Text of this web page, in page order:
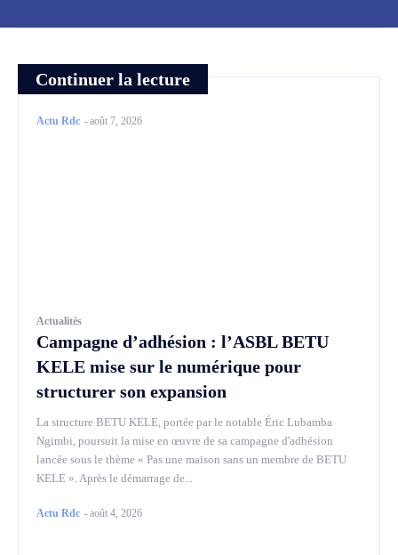
Continuer la lecture
Actu Rdc -août 7, 2026
Actualités
Campagne d’adhésion : l’ASBL BETU
KELE mise sur le numérique pour
structurer son expansion
La structure BETU KELE, portée par le notable Éric Lubamba
Ngimbi, poursuit la mise en œuvre de sa campagne d'adhésion
lancée sous le thème « Pas une maison sans un membre de BETU
KELE ». Après le démarrage de...
Actu Rdc -août 4, 2026